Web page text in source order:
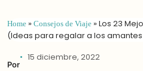
Home »Consejos de Viaje »Los 23
(Ideas para regalar a los
Por
15 diciembre, 2022